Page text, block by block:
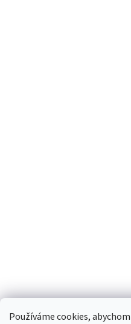
Používáme cookies,